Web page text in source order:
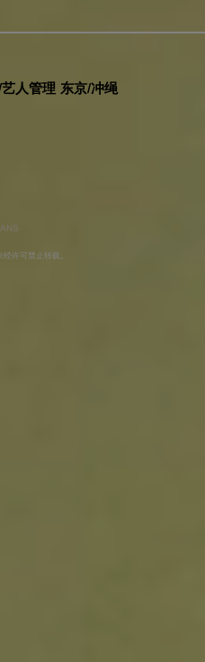
人管理 东京/冲绳
许可禁止转载。